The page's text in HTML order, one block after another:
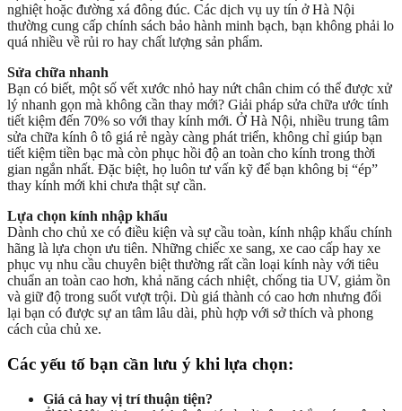
nghiệt hoặc đường xá đông đúc. Các dịch vụ uy tín ở Hà Nội
thường cung cấp chính sách bảo hành minh bạch, bạn không phải lo
quá nhiều về rủi ro hay chất lượng sản phẩm.
Sửa chữa nhanh
Bạn có biết, một số vết xước nhỏ hay nứt chân chim có thể được xử
lý nhanh gọn mà không cần thay mới? Giải pháp sửa chữa ước tính
tiết kiệm đến 70% so với thay kính mới. Ở Hà Nội, nhiều trung tâm
sửa chữa kính ô tô giá rẻ ngày càng phát triển, không chỉ giúp bạn
tiết kiệm tiền bạc mà còn phục hồi độ an toàn cho kính trong thời
gian ngắn nhất. Đặc biệt, họ luôn tư vấn kỹ để bạn không bị “ép”
thay kính mới khi chưa thật sự cần.
Lựa chọn kính nhập khẩu
Dành cho chủ xe có điều kiện và sự cầu toàn, kính nhập khẩu chính
hãng là lựa chọn ưu tiên. Những chiếc xe sang, xe cao cấp hay xe
phục vụ nhu cầu chuyên biệt thường rất cần loại kính này với tiêu
chuẩn an toàn cao hơn, khả năng cách nhiệt, chống tia UV, giảm ồn
và giữ độ trong suốt vượt trội. Dù giá thành có cao hơn nhưng đổi
lại bạn có được sự an tâm lâu dài, phù hợp với sở thích và phong
cách của chủ xe.
Các yếu tố bạn cần lưu ý khi lựa chọn:
Giá cả hay vị trí thuận tiện?